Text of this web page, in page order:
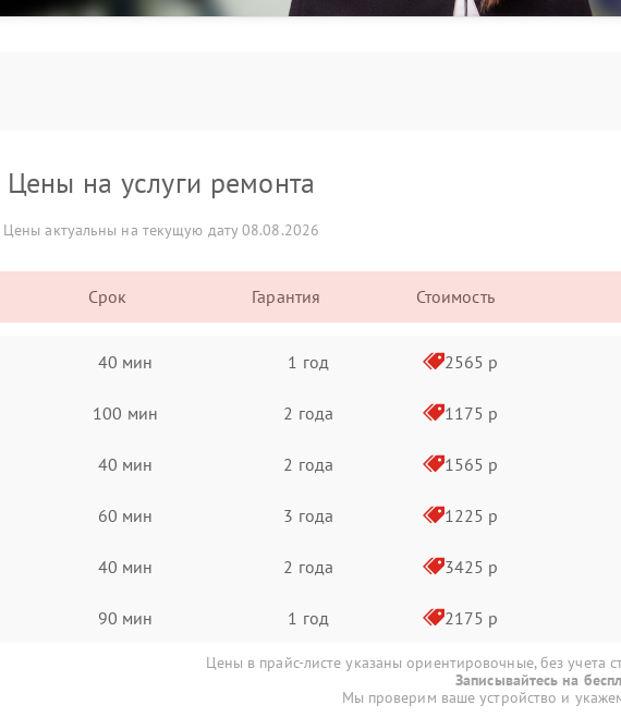
Цены на услуги ремонта
Цены актуальны на текущую дату 08.08.2026
Срок Гарантия Стоимость
40 мин 1 год 2565 р
100 мин 2 года 1175 р
40 мин 2 года 1565 р
60 мин 3 года 1225 р
40 мин 2 года 3425 р
90 мин 1 год 2175 р
Цены в прайс-листе указаны ориентировочные, без учета
Записывайтесь на
Мы проверим ваше устройство и